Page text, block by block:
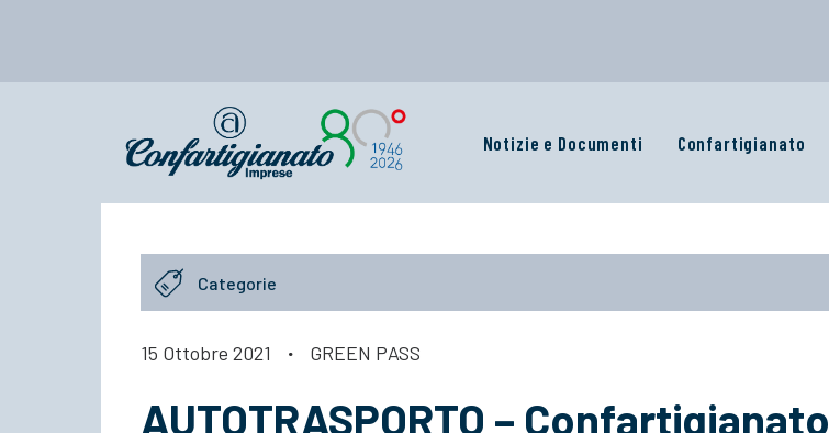
Notizie e Documenti Confartigianato
Categorie
15 Ottobre 2021 · GREEN PASS
AUTOTRASPORTO – Confartigianato